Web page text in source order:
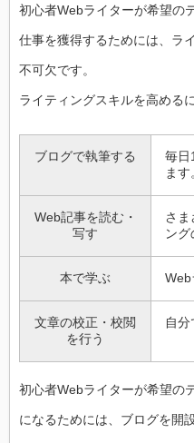
初心者Webライターが希望の
仕事を獲得するためには、ラ
不可欠です。
ライティングスキルを高める
ブログで執筆する
毎日
ます
Web記事を読む・
写す
さま
ング
本で学ぶ Web
文章の校正・校閲
を行う
自
初心者Webライターが希望の
になるためには、ブログを開